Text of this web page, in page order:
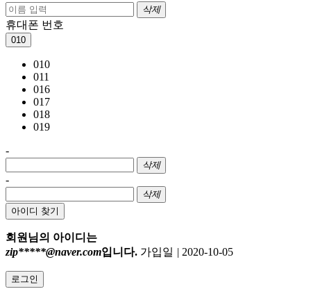
삭제
휴대폰 번호
010
010
011
016
017
018
019
-
삭제
-
삭제
아이디 찾기
회원님의 아이디는
zip*****@naver.com입니다. 가입일 | 2020-10-05
로그인